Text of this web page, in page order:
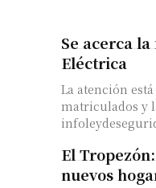
Se acerca
Eléctrica
La atención
matriculados y
El
nuevos